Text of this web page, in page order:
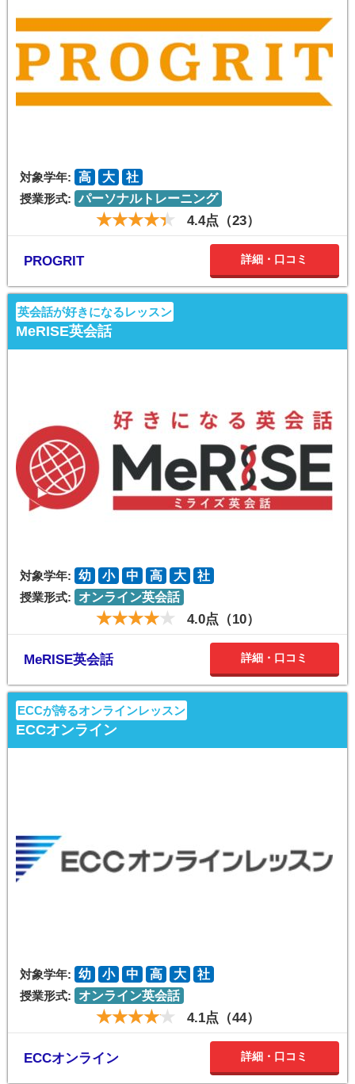
対象学年: 高 大
社
授業形式: パーソナルトレーニング
4.4点（23）
PROGRIT 詳細・口コミ
英会話が好きになるレッスン
MeRISE英会話
対象学年: 幼 小 中 高 大
社
授業形式:
オンライン英会話
4.0点（10）
MeRISE英会話 詳細・口コミ
ECCが誇るオンラインレッスン
ECCオンライン
対象学年: 幼 小 中 高 大
社
授業形式:
オンライン英会話
4.1点（44）
ECCオンライン 詳細・口コミ